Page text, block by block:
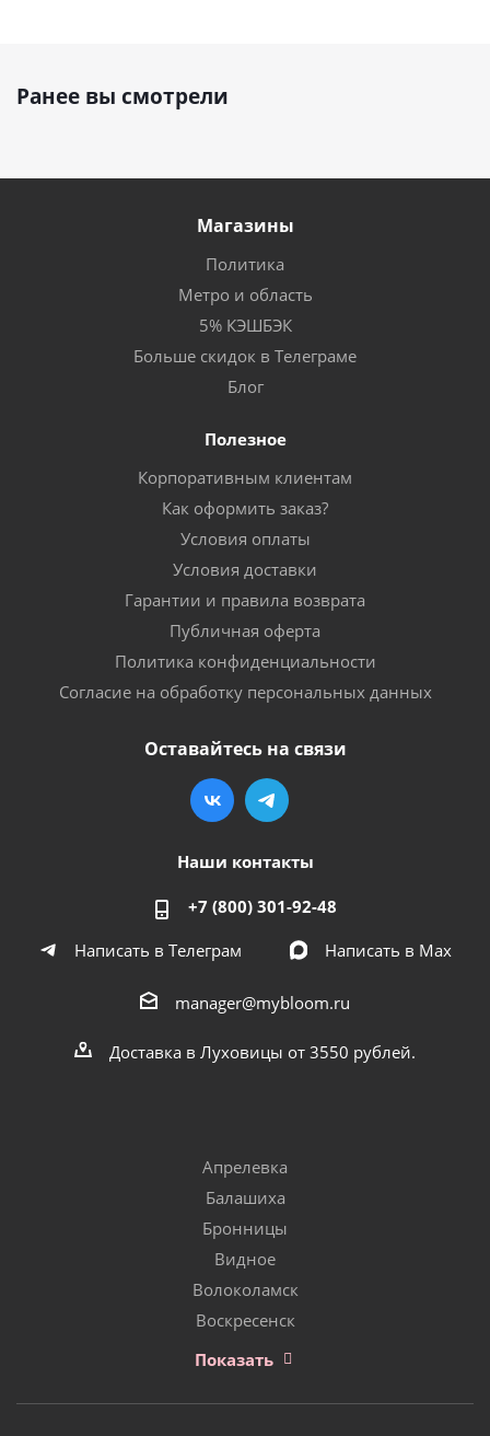
Ранее вы смотрели
Магазины
Политика
Метро и область
5% КЭШБЭК
Больше скидок в Телеграме
Блог
Полезное
Корпоративным клиентам
Как оформить заказ?
Условия оплаты
Условия доставки
Гарантии и правила возврата
Публичная оферта
Политика конфиденциальности
Согласие на обработку персональных данных
Оставайтесь на связи
Наши контакты
+7 (800) 301-92-48
Написать в Телеграм
Написать в Мах
manager@mybloom.ru
Доставка в Луховицы от 3550 рублей.
Апрелевка
Балашиха
Бронницы
Видное
Волоколамск
Воскресенск
Показать